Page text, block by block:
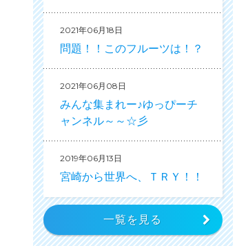
2021年06月18日
問題！！このフルーツは！？
2021年06月08日
みんな集まれー♪ゆっぴーチ
ャンネル～～☆彡
2019年06月13日
宮崎から世界へ、ＴＲＹ！！
一覧を見る